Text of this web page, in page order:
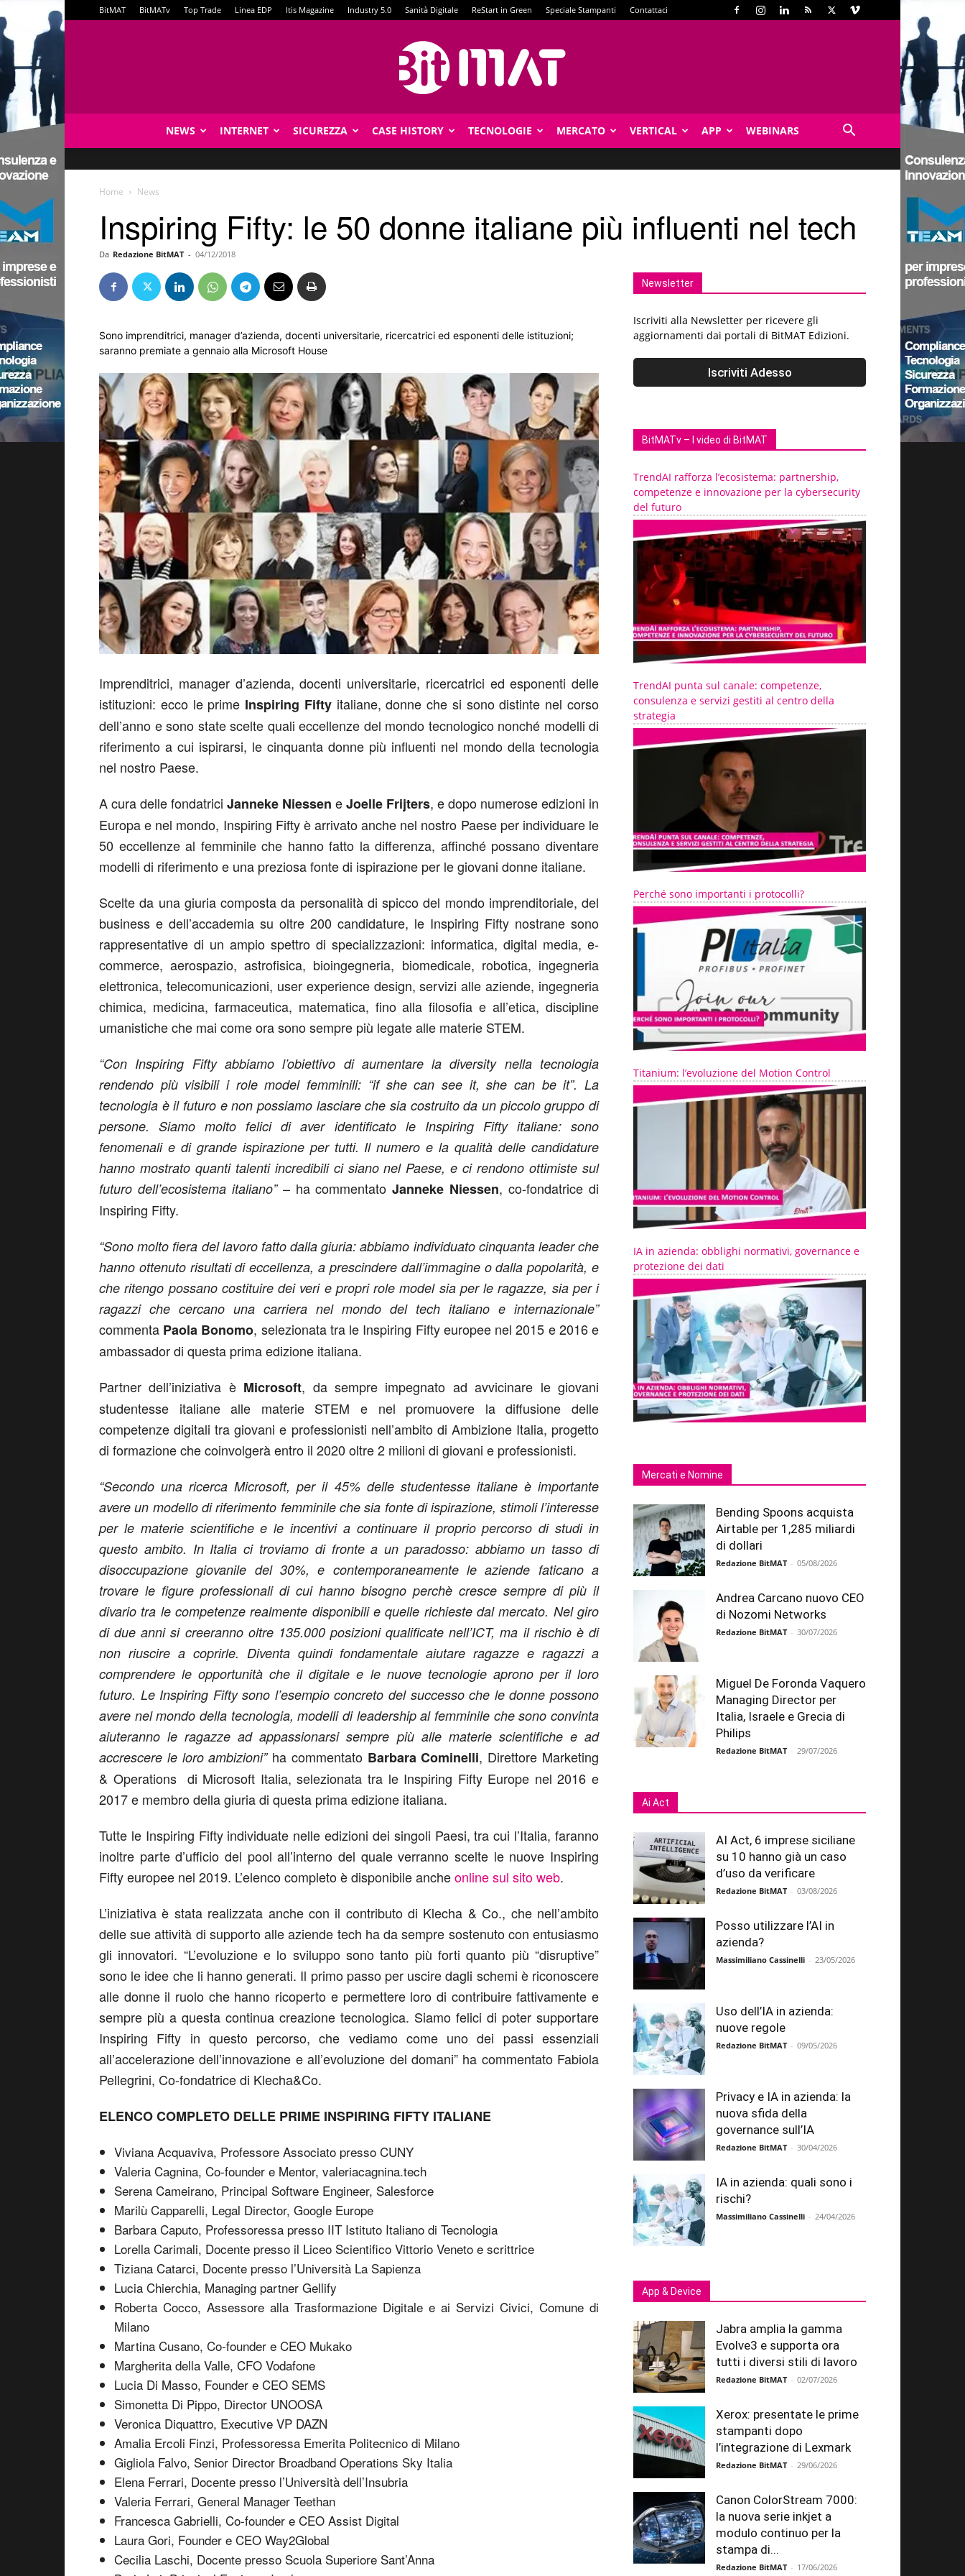
BitMAT BitMATv Top Trade Linea EDP Itis Magazine Industry 5.0 Sanità Digitale ReStart in Green Speciale Stampanti Contattaci
NEWS INTERNET SICUREZZA CASE HISTORY TECNOLOGIE MERCATO VERTICAL APP WEBINARS
Home News
Inspiring Fifty: le 50 donne italiane più influenti nel tech
Da Redazione BitMAT - 04/12/2018
Sono imprenditrici, manager d’azienda, docenti universitarie, ricercatrici ed esponenti delle istituzioni;
saranno premiate a gennaio alla Microsoft House
Imprenditrici, manager d’azienda, docenti universitarie, ricercatrici ed esponenti delle
istituzioni: ecco le prime Inspiring Fiftyitaliane, donne che si sono distinte nel corso
dell’anno e sono state scelte quali eccellenze del mondo tecnologico nonché modelli di
riferimento a cui ispirarsi, le cinquanta donne più influenti nel mondo della tecnologia
nel nostro Paese.
A cura delle fondatrici Janneke Niessen eJoelle Frijters, e dopo numerose edizioni in
Europa e nel mondo, Inspiring Fifty è arrivato anche nel nostro Paese per individuare le
50 eccellenze al femminile che hanno fatto la differenza, affinché possano diventare
modelli di riferimento e una preziosa fonte di ispirazione per le giovani donne italiane.
Scelte da una giuria composta da personalità di spicco del mondo imprenditoriale, del
business e dell’accademia su oltre 200 candidature, le Inspiring Fifty nostrane sono
rappresentative di un ampio spettro di specializzazioni: informatica, digital media, e-
commerce, aerospazio, astrofisica, bioingegneria, biomedicale, robotica, ingegneria
elettronica, telecomunicazioni, user experience design, servizi alle aziende, ingegneria
chimica, medicina, farmaceutica, matematica, fino alla filosofia e all’etica, discipline
umanistiche che mai come ora sono sempre più legate alle materie STEM.
“Con Inspiring Fifty abbiamo l’obiettivo di aumentare la diversity nella tecnologia
rendendo più visibili i role model femminili: “if she can see it, she can be it”. La
tecnologia è il futuro e non possiamo lasciare che sia costruito da un piccolo gruppo di
persone. Siamo molto felici di aver identificato le Inspiring Fifty italiane: sono
fenomenali e di grande ispirazione per tutti. Il numero e la qualità delle candidature
hanno mostrato quanti talenti incredibili ci siano nel Paese, e ci rendono ottimiste sul
futuro dell’ecosistema italiano”– ha commentatoJanneke Niessen, co-fondatrice di
Inspiring Fifty.
“Sono molto fiera del lavoro fatto dalla giuria: abbiamo individuato cinquanta leader che
hanno ottenuto risultati di eccellenza, a prescindere dall’immagine o dalla popolarità, e
che ritengo possano costituire dei veri e propri role model sia per le ragazze, sia per i
ragazzi che cercano una carriera nel mondo del tech italiano e internazionale”
commenta Paola Bonomo, selezionata tra le Inspiring Fifty europee nel 2015 e 2016 e
ambassador di questa prima edizione italiana.
Partner dell’iniziativa è Microsoft, da sempre impegnato ad avvicinare le giovani
studentesse italiane alle materie STEM e nel promuovere la diffusione delle
competenze digitali tra giovani e professionisti nell’ambito di Ambizione Italia, progetto
di formazione che coinvolgerà entro il 2020 oltre 2 milioni di giovani e professionisti.
“Secondo una ricerca Microsoft, per il 45% delle studentesse italiane è importante
avere un modello di riferimento femminile che sia fonte di ispirazione, stimoli l’interesse
per le materie scientifiche e le incentivi a continuare il proprio percorso di studi in
questo ambito. In Italia ci troviamo di fronte a un paradosso: abbiamo un tasso di
disoccupazione giovanile del 30%, e contemporaneamente le aziende faticano a
trovare le figure professionali di cui hanno bisogno perchè cresce sempre di più il
divario tra le competenze realmente disponibili e quelle richieste dal mercato. Nel giro
di due anni si creeranno oltre 135.000 posizioni qualificate nell’ICT, ma il rischio è di
non riuscire a coprirle. Diventa quindi fondamentale aiutare ragazze e ragazzi a
comprendere le opportunità che il digitale e le nuove tecnologie aprono per il loro
futuro. Le Inspiring Fifty sono l’esempio concreto del successo che le donne possono
avere nel mondo della tecnologia, modelli di leadership al femminile che sono convinta
aiuteranno le ragazze ad appassionarsi sempre più alle materie scientifiche e ad
accrescere le loro ambizioni”ha commentato Barbara Cominelli, Direttore Marketing
& Operations di Microsoft Italia, selezionata tra le Inspiring Fifty Europe nel 2016 e
2017 e membro della giuria di questa prima edizione italiana.
Tutte le Inspiring Fifty individuate nelle edizioni dei singoli Paesi, tra cui l’Italia, faranno
inoltre parte d’ufficio del pool all’interno del quale verranno scelte le nuove Inspiring
Fifty europee nel 2019. L’elenco completo è disponibile ancheonline sul sito web.
L’iniziativa è stata realizzata anche con il contributo di Klecha & Co., che nell’ambito
delle sue attività di supporto alle aziende tech ha da sempre sostenuto con entusiasmo
gli innovatori. “L’evoluzione e lo sviluppo sono tanto più forti quanto più “disruptive”
sono le idee che li hanno generati. Il primo passo per uscire dagli schemi è riconoscere
alle donne il ruolo che hanno ricoperto e permettere loro di contribuire fattivamente e
sempre più a questa continua creazione tecnologica. Siamo felici di poter supportare
Inspiring Fifty in questo percorso, che vediamo come uno dei passi essenziali
all’accelerazione dell’innovazione e all’evoluzione del domani” ha commentato Fabiola
Pellegrini, Co-fondatrice di Klecha&Co.
ELENCO COMPLETO DELLE PRIME INSPIRING FIFTY ITALIANE
Viviana Acquaviva, Professore Associato presso CUNY
Valeria Cagnina, Co-founder e Mentor, valeriacagnina.tech
Serena Cameirano, Principal Software Engineer, Salesforce
Marilù Capparelli, Legal Director, Google Europe
Barbara Caputo, Professoressa presso IIT Istituto Italiano di Tecnologia
Lorella Carimali, Docente presso il Liceo Scientifico Vittorio Veneto e scrittrice
Tiziana Catarci, Docente presso l’Università La Sapienza
Lucia Chierchia, Managing partner Gellify
Roberta Cocco, Assessore alla Trasformazione Digitale e ai Servizi Civici, Comune di
Milano
Martina Cusano, Co-founder e CEO Mukako
Margherita della Valle, CFO Vodafone
Lucia Di Masso, Founder e CEO SEMS
Simonetta Di Pippo, Director UNOOSA
Veronica Diquattro, Executive VP DAZN
Amalia Ercoli Finzi, Professoressa Emerita Politecnico di Milano
Gigliola Falvo, Senior Director Broadband Operations Sky Italia
Elena Ferrari, Docente presso l’Università dell’Insubria
Valeria Ferrari, General Manager Teethan
Francesca Gabrielli, Co-founder e CEO Assist Digital
Laura Gori, Founder e CEO Way2Global
Cecilia Laschi, Docente presso Scuola Superiore Sant’Anna
Newsletter
Iscriviti alla Newsletter per ricevere gli
aggiornamenti dai portali di BitMAT Edizioni.
BitMATv – I video di BitMAT
TrendAI rafforza l’ecosistema: partnership,
competenze e innovazione per la cybersecurity
del futuro
TrendAI punta sul canale: competenze,
consulenza e servizi gestiti al centro della
strategia
Perché sono importanti i protocolli?
Titanium: l’evoluzione del Motion Control
IA in azienda: obblighi normativi, governance e
protezione dei dati
Mercati e Nomine
Bending Spoons acquista
Airtable per 1,285 miliardi
di dollari
Redazione BitMAT - 05/08/2026
Andrea Carcano nuovo CEO
di Nozomi Networks
Redazione BitMAT - 30/07/2026
Miguel De Foronda Vaquero
Managing Director per
Italia, Israele e Grecia di
Philips
Redazione BitMAT - 29/07/2026
Ai Act
AI Act, 6 imprese siciliane
su 10 hanno già un caso
d’uso da verificare
Redazione BitMAT - 03/08/2026
Posso utilizzare l’AI in
azienda?
Massimiliano Cassinelli - 23/05/2026
Uso dell’IA in azienda:
nuove regole
Redazione BitMAT - 09/05/2026
Privacy e IA in azienda: la
nuova sfida della
governance sull’IA
Redazione BitMAT - 30/04/2026
IA in azienda: quali sono i
rischi?
Massimiliano Cassinelli - 24/04/2026
App & Device
Jabra amplia la gamma
Evolve3 e supporta ora
tutti i diversi stili di lavoro
Redazione BitMAT - 02/07/2026
Xerox: presentate le prime
stampanti dopo
l’integrazione di Lexmark
Redazione BitMAT - 29/06/2026
Canon ColorStream 7000:
la nuova serie inkjet a
modulo continuo per la
stampa di...
Redazione BitMAT - 17/06/2026